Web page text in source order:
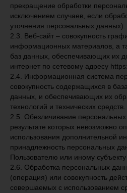
прекращение обработки
исключением случаев, если
уточнения персональных данных).
2.3. Веб-сайт – совокупность
информационных материалов, а
баз данных, обеспечивающих их
интернет по сетевому адресу
2.4. Информационная система
совокупность содержащихся в
данных, и обеспечивающих их
технологий и технических средств.
2.5. Обезличивание
результате которых невозможно
использования дополнительной
принадлежность персональных
Пользователю или иному
2.6. Обработка персональных
(операция) или совокупность
совершаемых с использованием